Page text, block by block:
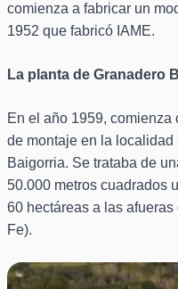
comienza a fabricar un
1952 que fabricó IAME.
La planta de Granadero
En el año 1959,
de montaje en la
Baigorria. Se trataba de
50.000 metros cuadrados
60 hectáreas a las
Fe).